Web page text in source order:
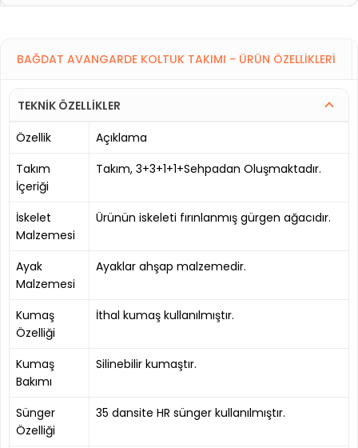
BAĞDAT AVANGARDE KOLTUK TAKIMI - ÜRÜN ÖZELLIKLERI
TEKNİK ÖZELLİKLER
Özellik
Açıklama
Takım
İçeriği
Takım, 3+3+1+1+Sehpadan Oluşmaktadır.
İskelet
Malzemesi
Ürünün iskeleti fırınlanmış gürgen ağacıdır.
Ayak
Malzemesi
Ayaklar ahşap malzemedir.
Kumaş
Özelliği
İthal kumaş kullanılmıştır.
Kumaş
Bakımı
Silinebilir kumaştır.
Sünger
Özelliği
35 dansite HR sünger kullanılmıştır.